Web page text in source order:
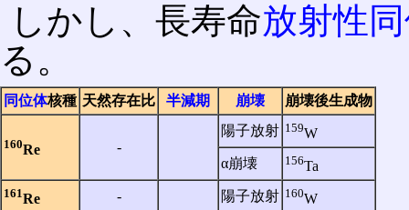
しかし、長寿命放射性
る。
同位体核種 天然存在比 半減期 崩壊 崩壊後生成物
160Re ‐
陽子放射 159W
α崩壊
156Ta
161Re ‐ 陽子放射 160W